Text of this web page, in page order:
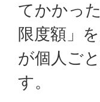
てかかっ
限度額」
が個人ご
す。